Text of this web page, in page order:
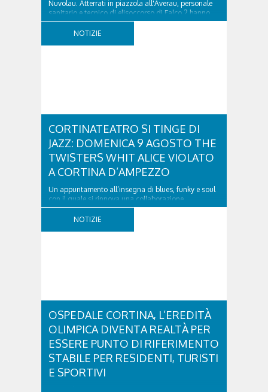
Nuvolau. Atterrati in piazzola all'Averau, personale
sanitario e tecnico di elisoccorso di Falco 2 hanno
raggiunto il 74enne di Teolo...
NOTIZIE
CORTINATEATRO SI TINGE DI
JAZZ: DOMENICA 9 AGOSTO THE
TWISTERS WHIT ALICE VIOLATO
A CORTINA D’AMPEZZO
Un appuntamento all’insegna di blues, funky e soul
con il quale si rinnova una collaborazione
collaudata, quella con il Dolomiti Blues&Soul
Festival. Domenica 9 agosto alle 18.00 in piazza
NOTIZIE
OSPEDALE CORTINA, L’EREDITÀ
OLIMPICA DIVENTA REALTÀ PER
ESSERE PUNTO DI RIFERIMENTO
STABILE PER RESIDENTI, TURISTI
E SPORTIVI